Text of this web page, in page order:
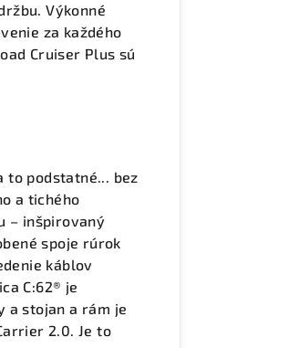
Výkonné
za každého
Cruiser Plus sú
to podstatné... bez
a tichého
– inšpirovaný
spoje rúrok
káblov
C:62® je
a stojan a rám je
2.0. Je to